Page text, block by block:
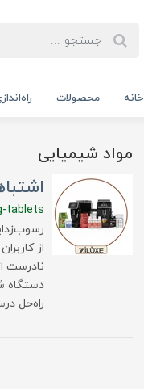
خانه محصولات
مواد شیمیایی
tablets
از
نادرست
دستگاه
راه‌حل